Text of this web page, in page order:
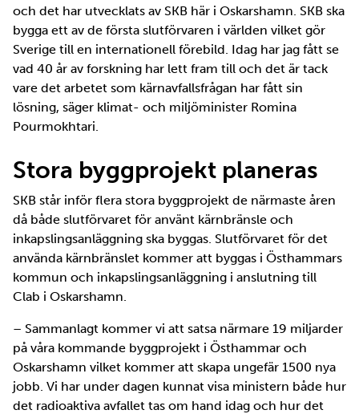
och det har utvecklats av SKB här i Oskarshamn. SKB ska
bygga ett av de första slutförvaren i världen vilket gör
Sverige till en internationell förebild. Idag har jag fått se
vad 40 år av forskning har lett fram till och det är tack
vare det arbetet som kärnavfallsfrågan har fått sin
lösning, säger klimat- och miljöminister Romina
Pourmokhtari.
Stora byggprojekt planeras
SKB står inför flera stora byggprojekt de närmaste åren
då både slutförvaret för använt kärnbränsle och
inkapslingsanläggning ska byggas. Slutförvaret för det
använda kärnbränslet kommer att byggas i Östhammars
kommun och inkapslingsanläggning i anslutning till
Clab i Oskarshamn.
– Sammanlagt kommer vi att satsa närmare 19 miljarder
på våra kommande byggprojekt i Östhammar och
Oskarshamn vilket kommer att skapa ungefär 1500 nya
jobb. Vi har under dagen kunnat visa ministern både hur
det radioaktiva avfallet tas om hand idag och hur det